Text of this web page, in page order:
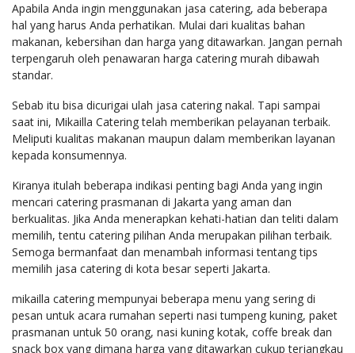
Apabila Anda ingin menggunakan jasa catering, ada beberapa
hal yang harus Anda perhatikan. Mulai dari kualitas bahan
makanan, kebersihan dan harga yang ditawarkan. Jangan pernah
terpengaruh oleh penawaran harga catering murah dibawah
standar.
Sebab itu bisa dicurigai ulah jasa catering nakal. Tapi sampai
saat ini, Mikailla Catering telah memberikan pelayanan terbaik.
Meliputi kualitas makanan maupun dalam memberikan layanan
kepada konsumennya.
Kiranya itulah beberapa indikasi penting bagi Anda yang ingin
mencari catering prasmanan di Jakarta yang aman dan
berkualitas. Jika Anda menerapkan kehati-hatian dan teliti dalam
memilih, tentu catering pilihan Anda merupakan pilihan terbaik.
Semoga bermanfaat dan menambah informasi tentang tips
memilih jasa catering di kota besar seperti Jakarta.
mikailla catering mempunyai beberapa menu yang sering di
pesan untuk acara rumahan seperti nasi tumpeng kuning, paket
prasmanan untuk 50 orang, nasi kuning kotak, coffe break dan
snack box yang dimana harga yang ditawarkan cukup terjangkau